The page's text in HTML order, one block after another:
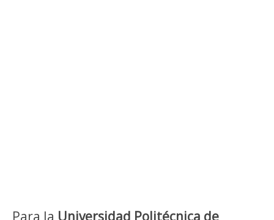
Para la Universidad Politécnica de